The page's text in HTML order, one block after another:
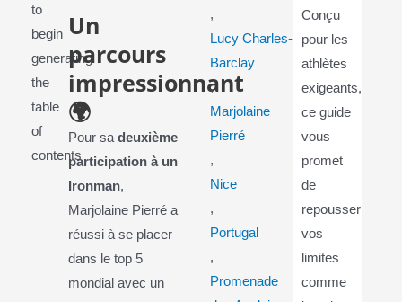
to
begin
generating
the
table
of
contents
Un
parcours
impressionnant
🌍
Pour sadeuxième
participation à un
Ironman,
Marjolaine Pierré a
réussi à se placer
dans le top 5
mondial avec un
,
Lucy Charles-
Barclay
,
Marjolaine
Pierré
,
Nice
,
Portugal
,
Promenade
Conçu
pour les
athlètes
exigeants,
ce guide
vous
promet
de
repousser
vos
limites
comme